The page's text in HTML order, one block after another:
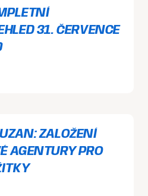
31. ČERVENCE
ZALOŽENÍ
AGENTURY PRO